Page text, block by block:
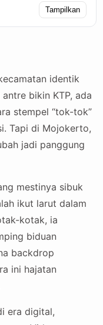
Tampilkan
identik
bikin KTP, ada
stempel “tok-tok”
Tapi di Mojokerto,
jadi panggung
mestinya sibuk
ikut larut dalam
kotak, ia
biduan
backdrop
ini hajatan
era digital,